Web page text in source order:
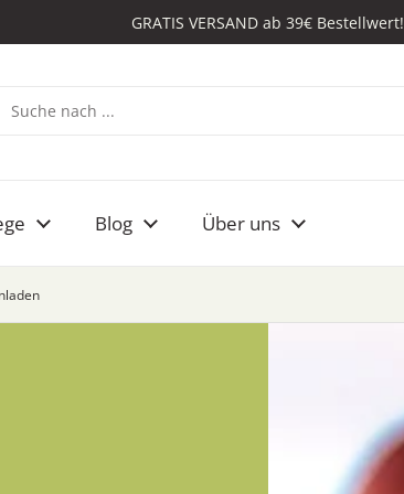
GRATIS VERSAND ab 39€ Bestellwert!
Blog Über uns